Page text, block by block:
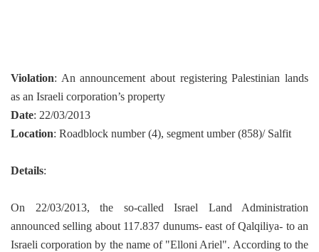
Violation: An announcement about registering Palestinian lands
as an Israeli corporation’s property
Date: 22/03/2013
Location: Roadblock number (4), segment umber (858)/ Salfit
Details:
On 22/03/2013, the so-called Israel Land Administration
announced selling about 117.837 dunums- east of Qalqiliya- to an
Israeli corporation by the name of "Elloni Ariel". According to the